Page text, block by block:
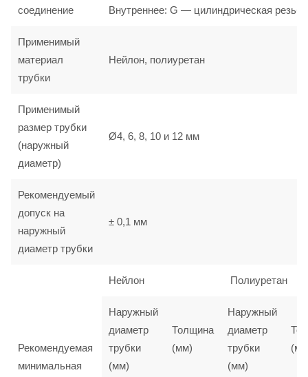
соединение Внутреннее: G — цилиндрическая резьба
Применимый
материал
трубки
Нейлон, полиуретан
Применимый
размер трубки
(наружный
диаметр)
Ø4, 6, 8, 10 и 12 мм
Рекомендуемый
допуск на
наружный
диаметр трубки
± 0,1 мм
Рекомендуемая
минимальная
Нейлон Полиуретан
Наружный
диаметр
трубки
(мм)
Толщина
(мм)
Наружный
диаметр
трубки
(мм)